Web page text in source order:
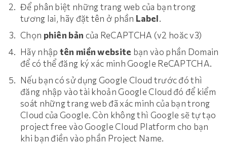
Để phân biệt những trang web của bạn trong
tương lai, hãy đặt tên ở phần Label.
Chọn phiên bản của ReCAPTCHA (v2 hoăc v3)
Hãy nhập tên miền website bạn vào phần Domain
để có thể đăng ký xác minh Google ReCAPTCHA.
Nếu bạn có sử dụng Google Cloud trước đó thì
đăng nhập vào tài khoản Google Cloud đó để kiểm
soát những trang web đã xác minh của bạn trong
Cloud của Google. Còn không thì Google sẽ tự tạo
project free vào Google Cloud Platform cho bạn
khi bạn điền vào phần Project Name.